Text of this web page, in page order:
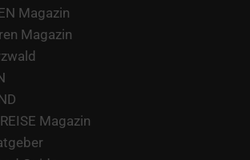
Magazin
Magazin
Magazin